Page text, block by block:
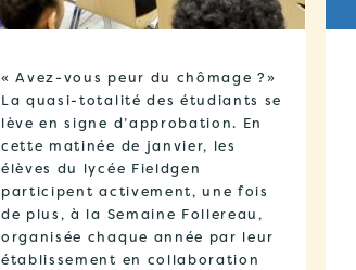
« Avez-vous peur du chômage ?»
La quasi-totalité des étudiants se
lève en signe d’approbation. En
cette matinée de janvier, les
élèves du lycée Fieldgen
participent activement, une fois
de plus, à la Semaine Follereau,
organisée chaque année par leur
établissement en collaboration